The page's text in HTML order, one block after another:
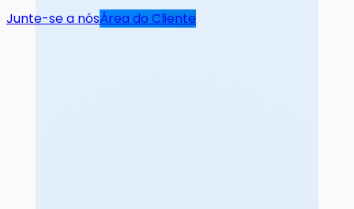
Junte-se a nósÁrea do Cliente